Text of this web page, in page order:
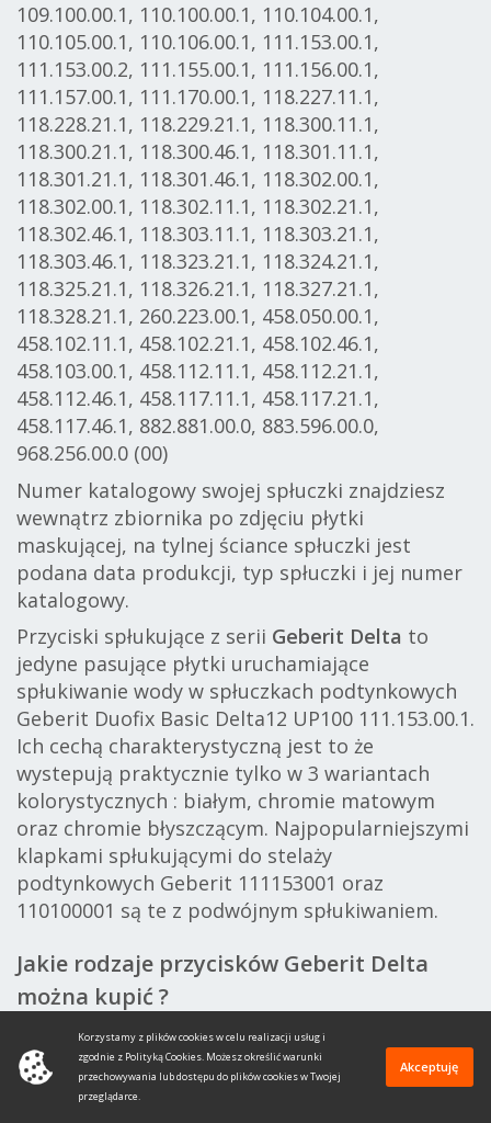
Korzystamy z plików cookies w celu realizacji usług i
zgodnie z Polityką Cookies. Możesz określić warunki
przechowywania lub dostępu do plików cookies w Twojej
przeglądarce.
Akceptuję
109.100.00.1, 110.100.00.1, 110.104.00.1,
110.105.00.1, 110.106.00.1, 111.153.00.1,
111.153.00.2, 111.155.00.1, 111.156.00.1,
111.157.00.1, 111.170.00.1, 118.227.11.1,
118.228.21.1, 118.229.21.1, 118.300.11.1,
118.300.21.1, 118.300.46.1, 118.301.11.1,
118.301.21.1, 118.301.46.1, 118.302.00.1,
118.302.00.1, 118.302.11.1, 118.302.21.1,
118.302.46.1, 118.303.11.1, 118.303.21.1,
118.303.46.1, 118.323.21.1, 118.324.21.1,
118.325.21.1, 118.326.21.1, 118.327.21.1,
118.328.21.1, 260.223.00.1, 458.050.00.1,
458.102.11.1, 458.102.21.1, 458.102.46.1,
458.103.00.1, 458.112.11.1, 458.112.21.1,
458.112.46.1, 458.117.11.1, 458.117.21.1,
458.117.46.1, 882.881.00.0, 883.596.00.0,
968.256.00.0 (00)
Numer katalogowy swojej spłuczki znajdziesz
wewnątrz zbiornika po zdjęciu płytki
maskującej, na tylnej ściance spłuczki jest
podana data produkcji, typ spłuczki i jej numer
katalogowy.
Przyciski spłukujące z serii Geberit Delta to
jedyne pasujące płytki uruchamiające
spłukiwanie wody w spłuczkach podtynkowych
Geberit Duofix Basic Delta12 UP100 111.153.00.1.
Ich cechą charakterystyczną jest to że
wystepują praktycznie tylko w 3 wariantach
kolorystycznych : białym, chromie matowym
oraz chromie błyszczącym. Najpopularniejszymi
klapkami spłukującymi do stelaży
podtynkowych Geberit 111153001 oraz
110100001 są te z podwójnym spłukiwaniem.
Jakie rodzaje przycisków Geberit Delta
można kupić ?
Linia przycisków Geberit Delta to raptem kilka
wersji zaliczają się do nich przyciski :
Geberit Delta10 - okrągły przycisk z funkcją